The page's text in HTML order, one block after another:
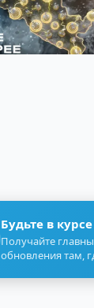
Будьте в
Получайте
обновления там,